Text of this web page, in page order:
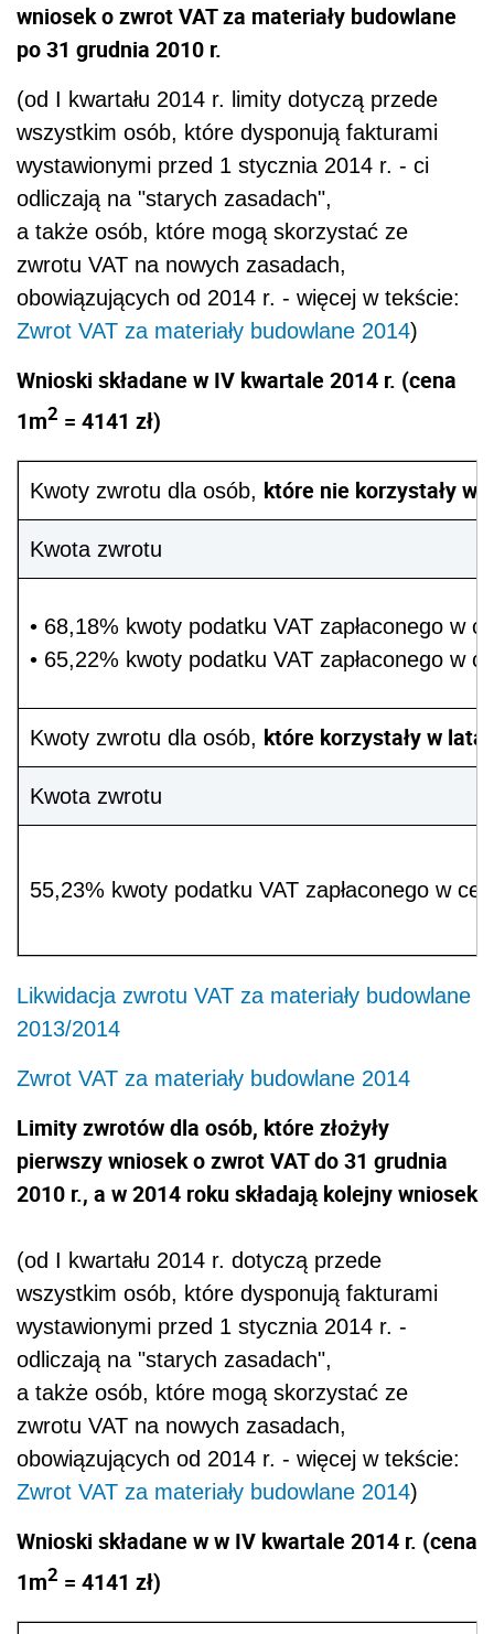
wniosek o zwrot VAT za materiały budowlane
po 31 grudnia 2010 r.
(od I kwartału 2014 r. limity dotyczą przede
wszystkim osób, które dysponują fakturami
wystawionymi przed 1 stycznia 2014 r. - ci
odliczają na "starych zasadach",
a także osób, które mogą skorzystać ze
zwrotu VAT na nowych zasadach,
obowiązujących od 2014 r. - więcej w tekście:
Zwrot VAT za materiały budowlane 2014)
Wnioski składane w IV kwartale 2014 r. (cena
1m2 = 4141 zł)
Kwoty zwrotu dla osób, które nie korzystaływ
Kwota zwrotu
• 68,18% kwoty podatku VAT zapłaconego w
• 65,22% kwoty podatku VAT zapłaconego w
Kwoty zwrotu dla osób, które korzystaływ
Kwota zwrotu
55,23% kwoty podatku VAT zapłaconego w
Likwidacja zwrotu VAT za materiały budowlane
2013/2014
Zwrot VAT za materiały budowlane 2014
Limity zwrotów dla osób, które złożyły
pierwszy wniosek o zwrot VAT do 31 grudnia
2010 r., a w 2014 roku składają kolejny wniosek
(od I kwartału 2014 r. dotyczą przede
wszystkim osób, które dysponują fakturami
wystawionymi przed 1 stycznia 2014 r. -
odliczają na "starych zasadach",
a także osób, które mogą skorzystać ze
zwrotu VAT na nowych zasadach,
obowiązujących od 2014 r. - więcej w tekście:
Zwrot VAT za materiały budowlane 2014)
Wnioski składane w w IV kwartale 2014 r. (cena
1m2 = 4141 zł)